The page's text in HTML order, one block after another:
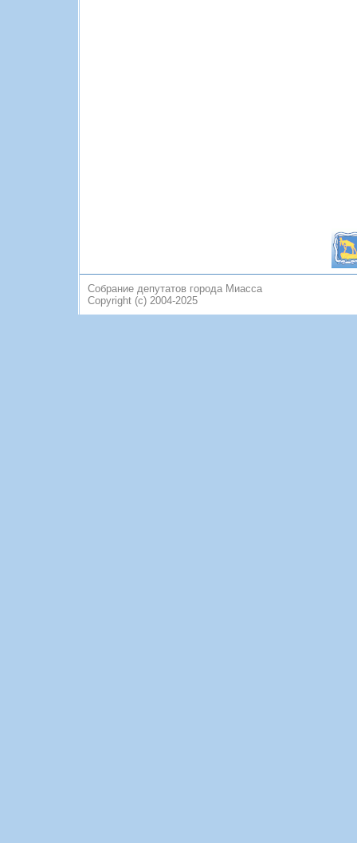
Собрание депутатов города Миасса
Copyright (c) 2004-2025